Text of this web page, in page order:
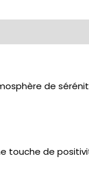
de
touche de